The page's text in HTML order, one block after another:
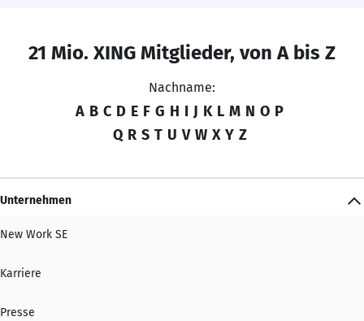
21 Mio. XING Mitglieder, von A bis Z
Nachname:
A B C D E F G H I J K L M N O P
Q R S T U V W X Y Z
Unternehmen
New Work SE
Karriere
Presse